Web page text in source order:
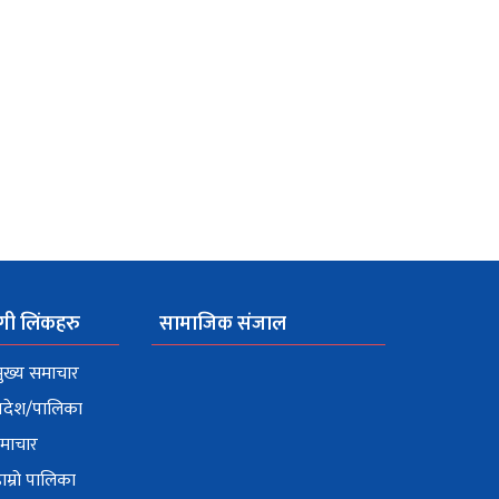
लिंकहरु
समाचार
पालिका
पालिका
सामाजिक संजाल